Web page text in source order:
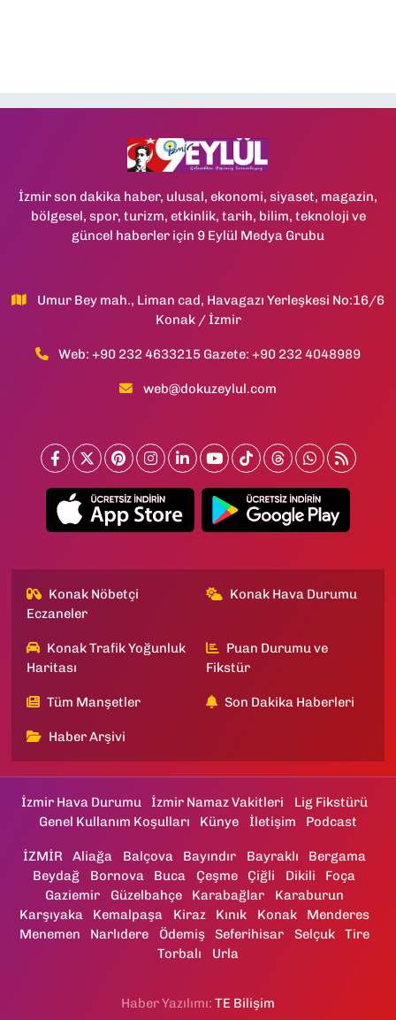
İzmir son dakika haber, ulusal, ekonomi, siyaset, magazin,
bölgesel, spor, turizm, etkinlik, tarih, bilim, teknoloji ve
güncel haberler için 9 Eylül Medya Grubu
Umur Bey mah., Liman cad, Havagazı Yerleşkesi No:16/6
Konak / İzmir
Web: +90 232 4633215 Gazete: +90 232 4048989
web@dokuzeylul.com
Konak Nöbetçi
Eczaneler
Konak Hava Durumu
Konak Trafik Yoğunluk
Haritası
Puan Durumu ve
Fikstür
Tüm Manşetler Son Dakika Haberleri
Haber Arşivi
İzmir Hava Durumu İzmir Namaz Vakitleri
Lig Fikstürü
Genel Kullanım Koşulları
Künye İletişim Podcast
İZMİR Aliağa Balçova Bayındır Bayraklı
Bergama
Beydağ
Bornova Buca Çeşme Çiğli Dikili
Foça
Gaziemir
Güzelbahçe Karabağlar
Karaburun
Karşıyaka
Kemalpaşa Kiraz Kınık Konak
Menderes
Menemen
Narlıdere Ödemiş Seferihisar Selçuk
Tire
Torbalı
Urla
Haber Yazılımı: TE Bilişim